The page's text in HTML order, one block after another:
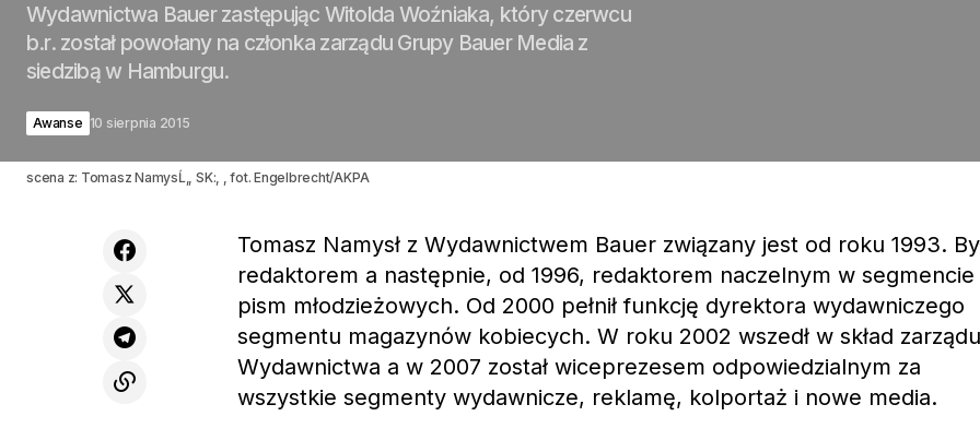
Wydawnictwa Bauer zastępując Witolda Woźniaka, który czerwcu
b.r. został powołany na członka zarządu Grupy Bauer Media z
siedzibą w Hamburgu.
Awanse 10 sierpnia 2015
scena z: Tomasz NamysĹ‚, SK:, , fot. Engelbrecht/AKPA
Tomasz Namysł z Wydawnictwem Bauer związany jest od roku 1993.
redaktorem a następnie, od 1996, redaktorem naczelnym w segmencie
pism młodzieżowych. Od 2000 pełnił funkcję dyrektora wydawniczego
segmentu magazynów kobiecych. W roku 2002 wszedł w skład zarządu
Wydawnictwa a w 2007 został wiceprezesem odpowiedzialnym za
wszystkie segmenty wydawnicze, reklamę, kolportaż i nowe media.